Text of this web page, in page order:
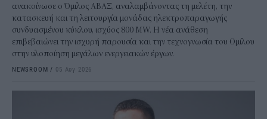
ανακοίνωσε ο Όμιλος ΑΒΑΞ, αναλαμβάνοντας τη μελέτη, την
κατασκευή και τη λειτουργία μονάδας ηλεκτροπαραγωγής
συνδυασμένου κύκλου, ισχύος 800 MW. Η νέα ανάθεση
επιβεβαιώνει την ισχυρή παρουσία και την τεχνογνωσία του Ομίλου
στην υλοποίηση μεγάλων ενεργειακών έργων.
NEWSROOM / 05 Αυγ 2026